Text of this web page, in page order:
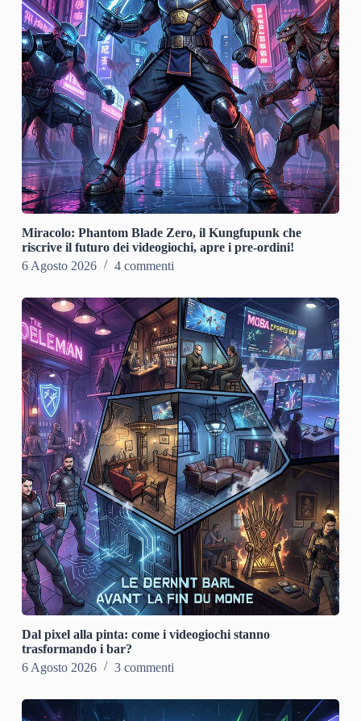
Miracolo: Phantom Blade Zero, il Kungfupunk che
riscrive il futuro dei videogiochi, apre i pre-ordini!
6 Agosto 2026
4 commenti
Dal pixel alla pinta: come i videogiochi stanno
trasformando i bar?
6 Agosto 2026
3 commenti